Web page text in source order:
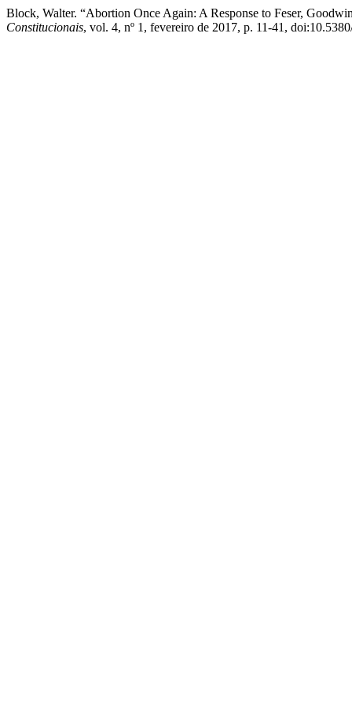
Block, Walter. “Abortion Once Again: A Response to Feser,
Constitucionais, vol. 4, nº 1, fevereiro de 2017, p. 11-41,